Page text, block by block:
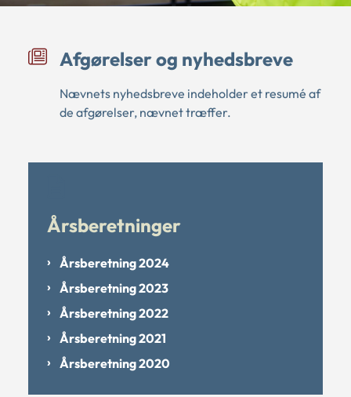
Afgørelser og nyhedsbreve
Nævnets nyhedsbreve indeholder et resumé af
de afgørelser, nævnet træffer.
Årsberetninger
Årsberetning 2024
Årsberetning 2023
Årsberetning 2022
Årsberetning 2021
Årsberetning 2020